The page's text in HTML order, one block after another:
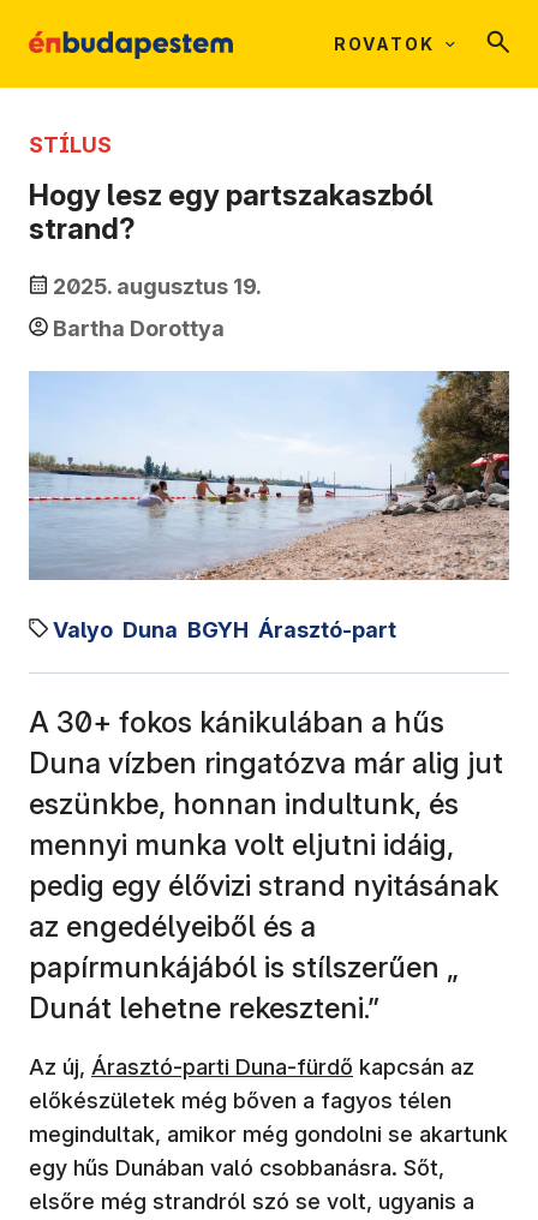
ROVATOK
STÍLUS
Hogy lesz egy partszakaszból
strand?
2025. augusztus 19.
Bartha Dorottya
Valyo Duna BGYH Árasztó-part
A 30+ fokos kánikulában a hűs
Duna vízben ringatózva már alig jut
eszünkbe, honnan indultunk, és
mennyi munka volt eljutni idáig,
pedig egy élővizi strand nyitásának
az engedélyeiből és a
papírmunkájából is stílszerűen „
Dunát lehetne rekeszteni.”
Az új, Árasztó-parti Duna-fürdő kapcsán az
előkészületek még bőven a fagyos télen
megindultak, amikor még gondolni se akartunk
egy hűs Dunában való csobbanásra. Sőt,
elsőre még strandról szó se volt, ugyanis a